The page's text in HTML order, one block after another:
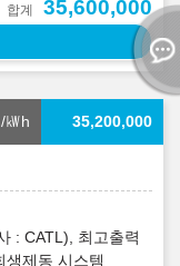
합계 35,600,000
㎾h 35,200,000
: CATL), 최고출력
생제동 시스템